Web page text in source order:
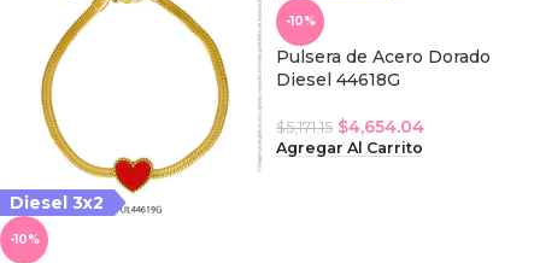
Diesel 3x2
-10%
-10%
Pulsera de Acero Dorado
Diesel 44618G
$5,171.15 $4,654.04
Agregar Al Carrito